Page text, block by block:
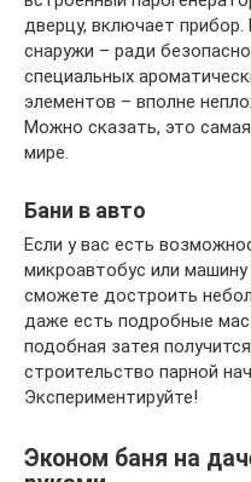
дверцу, включает прибор.
снаружи – ради
специальных
элементов – вполне
Можно сказать, это
мире.
Бани в авто
Если у вас есть
микроавтобус или
сможете достроить
даже есть подробные
подобная затея
строительство парной
Экспериментируйте!
Эконом баня на